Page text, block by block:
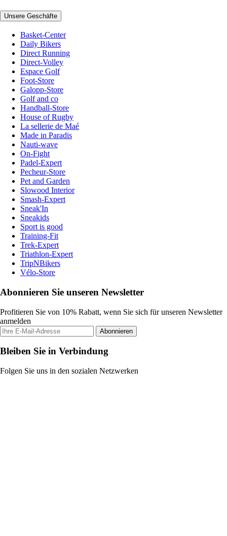
Unsere Geschäfte
Basket-Center
Daily Bikers
Direct Running
Direct-Volley
Espace Golf
Foot-Store
Galopp-Store
Golf and co
Handball-Store
House of Rugby
La sellerie de Maé
Made in Paradis
Nauti-wave
On-Fight
Padel-Expert
Pecheur-Store
Pet and Garden
Slowood Interior
Smash-Expert
Sneak'In
Sneakids
Sport is good
Training-Fit
Trek-Expert
Triathlon-Expert
TripNBikers
Vélo-Store
Abonnieren Sie unseren Newsletter
Profitieren Sie von 10% Rabatt, wenn Sie sich für unseren Newsletter
anmelden
Abonnieren
Bleiben Sie in Verbindung
Folgen Sie uns in den sozialen Netzwerken